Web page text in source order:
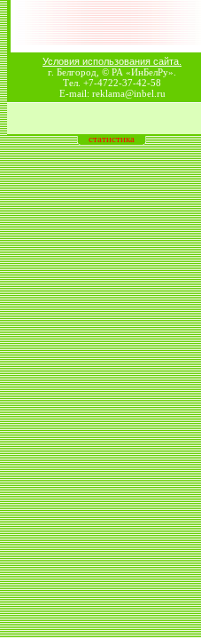
Условия использования сайта.
г. Белгород, © РА «ИнБелРу».
Тел. +7-4722-37-42-58
E-mail: reklama@inbel.ru
статистика